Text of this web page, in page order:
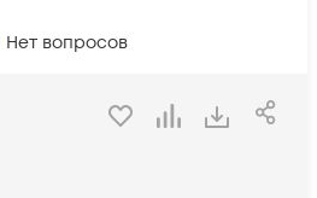
Нет вопросов